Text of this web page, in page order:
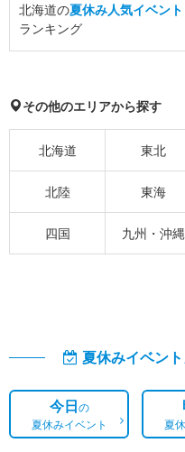
北海道の夏休み人気イベント
ランキング
その他のエリアから探す
北海道 東北
北陸 東海
四国 九州・沖縄
夏休みイベン
今日の
夏休みイベント
夏